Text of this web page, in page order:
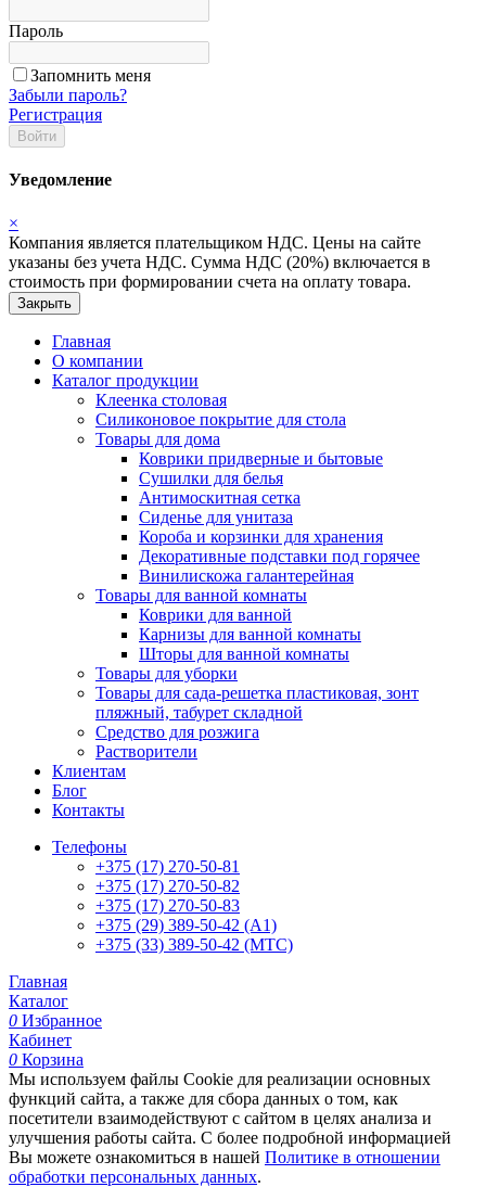
Пароль
Запомнить меня
Забыли пароль?
Регистрация
Войти
Уведомление
×
Компания является плательщиком НДС. Цены на сайте
указаны без учета НДС. Сумма НДС (20%) включается в
стоимость при формировании счета на оплату товара.
Закрыть
Главная
О компании
Каталог продукции
Клеенка столовая
Силиконовое покрытие для стола
Товары для дома
Коврики придверные и бытовые
Сушилки для белья
Антимоскитная сетка
Сиденье для унитаза
Короба и корзинки для хранения
Декоративные подставки под горячее
Винилискожа галантерейная
Товары для ванной комнаты
Коврики для ванной
Карнизы для ванной комнаты
Шторы для ванной комнаты
Товары для уборки
Товары для сада-решетка пластиковая, зонт
пляжный, табурет складной
Средство для розжига
Растворители
Клиентам
Блог
Контакты
Телефоны
+375 (17) 270-50-81
+375 (17) 270-50-82
+375 (17) 270-50-83
+375 (29) 389-50-42 (А1)
+375 (33) 389-50-42 (МТС)
Главная
Каталог
0 Избранное
Кабинет
0 Корзина
Мы используем файлы Cookie для реализации основных
функций сайта, а также для сбора данных о том, как
посетители взаимодействуют с сайтом в целях анализа и
улучшения работы сайта. С более подробной информацией
Вы можете ознакомиться в нашей Политике в отношении
обработки персональных данных.